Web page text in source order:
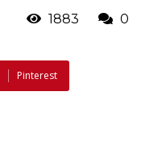
1883 0
Pinterest